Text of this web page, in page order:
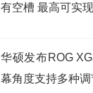
有空槽 最高可实
华硕发布ROG
幕角度支持多种调